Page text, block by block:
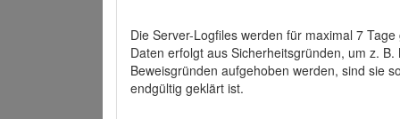
Die Server-Logfiles werden für maximal 7
Daten erfolgt aus Sicherheitsgründen, um z.
Beweisgründen aufgehoben werden, sind sie
endgültig geklärt ist.